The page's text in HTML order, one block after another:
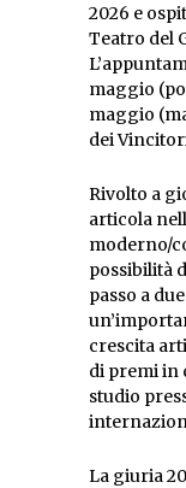
2026 e
Teatro del
maggio
maggio
dei
Rivolto a
articola
moderno/
possibilità
passo a
crescita
di premi in
studio
La giuria